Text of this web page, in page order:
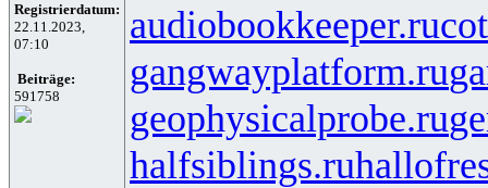
Registrierdatum:
22.11.2023,
07:10
Beiträge:
591758
audiobookkeeper.ru
gangwayplatform.ru
geophysicalprobe.ru
halfsiblings.ru